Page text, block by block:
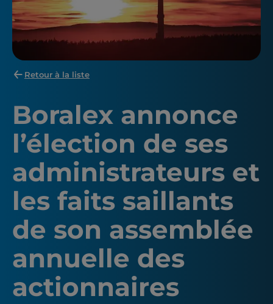
Retour à la liste
Boralex annonce
l’élection de ses
administrateurs et
les faits saillants
de son assemblée
annuelle des
actionnaires